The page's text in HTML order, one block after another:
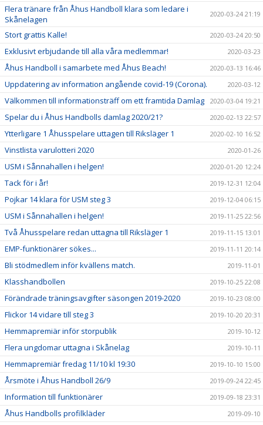
Flera tränare från Åhus Handboll klara som ledare i
Skånelagen
2020-03-24 21:19
Stort grattis Kalle! 2020-03-24 20:50
Exklusivt erbjudande till alla våra medlemmar! 2020-03-23
Åhus Handboll i samarbete med Åhus Beach! 2020-03-13 16:46
Uppdatering av information angående covid-19 (Corona). 2020-03-12
Välkommen till informationsträff om ett framtida Damlag 2020-03-04 19:21
Spelar du i Åhus Handbolls damlag 2020/21? 2020-02-13 22:57
Ytterligare 1 Åhusspelare uttagen till Riksläger 1 2020-02-10 16:52
Vinstlista varulotteri 2020 2020-01-26
USM i Sånnahallen i helgen! 2020-01-20 12:24
Tack för i år! 2019-12-31 12:04
Pojkar 14 klara för USM steg 3 2019-12-04 06:15
USM i Sånnahallen i helgen! 2019-11-25 22:56
Två Åhusspelare redan uttagna till Riksläger 1 2019-11-15 13:01
EMP-funktionärer sökes... 2019-11-11 20:14
Bli stödmedlem inför kvällens match. 2019-11-01
Klasshandbollen 2019-10-25 22:08
Förändrade träningsavgifter säsongen 2019-2020 2019-10-23 08:00
Flickor 14 vidare till steg 3 2019-10-20 20:31
Hemmapremiär inför storpublik 2019-10-12
Flera ungdomar uttagna i Skånelag 2019-10-11
Hemmapremiär fredag 11/10 kl 19:30 2019-10-10 15:00
Årsmöte i Åhus Handboll 26/9 2019-09-24 22:45
Information till funktionärer 2019-09-18 23:31
Åhus Handbolls profilkläder 2019-09-10